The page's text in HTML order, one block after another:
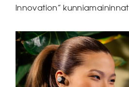
Innovation” kunniamaininnat